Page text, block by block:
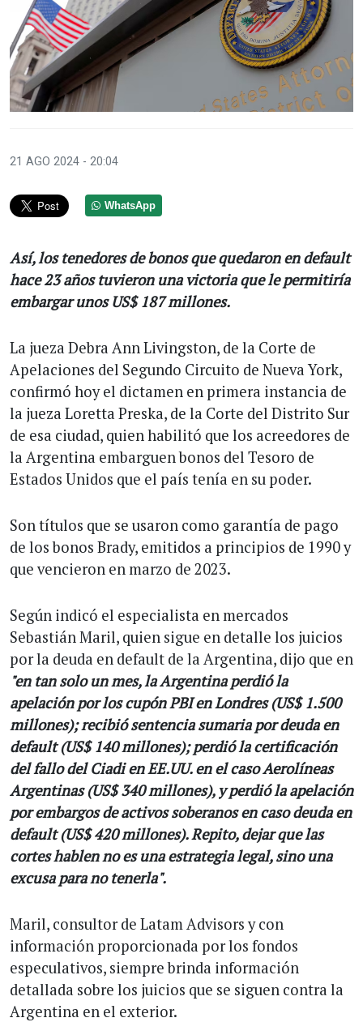
21 AGO 2024 - 20:04
WhatsApp
Así, los tenedores de bonos que quedaron en default
hace 23 años tuvieron una victoria que le permitiría
embargar unos US$ 187 millones.
La jueza Debra Ann Livingston, de la Corte de
Apelaciones del Segundo Circuito de Nueva York,
confirmó hoy el dictamen en primera instancia de
la jueza Loretta Preska, de la Corte del Distrito Sur
de esa ciudad, quien habilitó que los acreedores de
la Argentina embarguen bonos del Tesoro de
Estados Unidos que el país tenía en su poder.
Son títulos que se usaron como garantía de pago
de los bonos Brady, emitidos a principios de 1990 y
que vencieron en marzo de 2023.
Según indicó el especialista en mercados
Sebastián Maril, quien sigue en detalle los juicios
por la deuda en default de la Argentina, dijo que en
"en tan solo un mes, la Argentina perdió la
apelación por los cupón PBI en Londres (US$ 1.500
millones); recibió sentencia sumaria por deuda en
default (US$ 140 millones); perdió la certificación
del fallo del Ciadi en EE.UU. en el caso Aerolíneas
Argentinas (US$ 340 millones), y perdió la apelación
por embargos de activos soberanos en caso deuda en
default (US$ 420 millones). Repito, dejar que las
cortes hablen no es una estrategia legal, sino una
excusa para no tenerla".
Maril, consultor de Latam Advisors y con
información proporcionada por los fondos
especulativos, siempre brinda información
detallada sobre los juicios que se siguen contra la
Argentina en el exterior.